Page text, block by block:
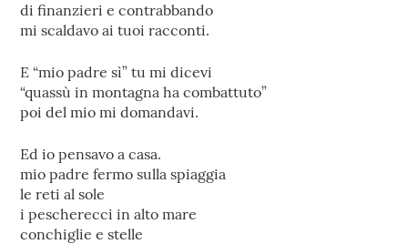
di finanzieri e contrabbando
mi scaldavo ai tuoi racconti.
E “mio padre sì” tu mi dicevi
“quassù in montagna ha combattuto”
poi del mio mi domandavi.
Ed io pensavo a casa.
mio padre fermo sulla spiaggia
le reti al sole
i pescherecci in alto mare
conchiglie e stelle